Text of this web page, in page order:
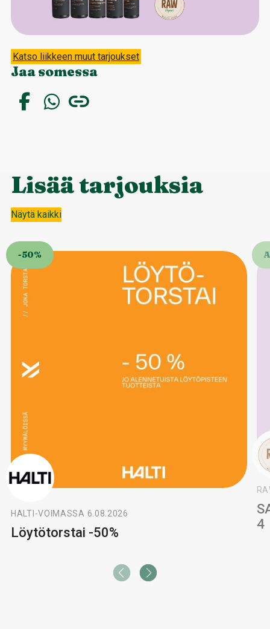
Katso liikkeen muut tarjoukset
Jaa somessa
Lisää tarjouksia
Näytä kaikki
-50%
HALTI -VOIMASSA 6.08.2026
Löytötorstai -50%
4